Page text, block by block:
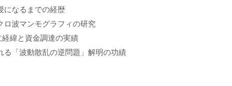
になるまでの経歴
ロ波マンモグラフィの研究
緯と資金調達の実績
る「波動散乱の逆問題」解明の功績